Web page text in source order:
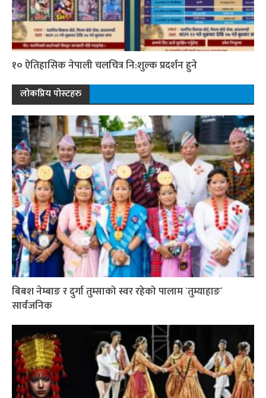
१० ऐतिहासिक नेपाली चलचित्र नि:शुल्क प्रदर्शन हुने
लोकप्रिय पोस्टहरु
बिबश नेम्बाङ र दुर्गा तुम्साको स्वर रहेको पालाम `तुम्याहाङ´
सार्वजनिक